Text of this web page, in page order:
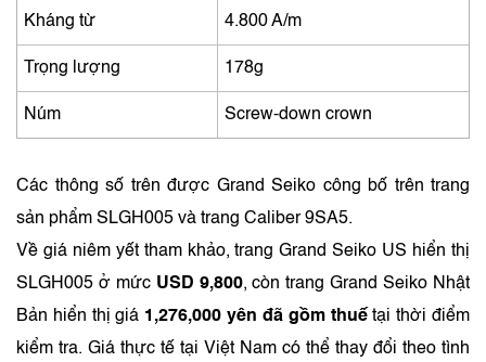
Kháng từ 4.800 A/m
Trọng lượng 178g
Núm Screw-down crown
Các thông số trên được Grand Seiko công bố trên trang
sản phẩm SLGH005 và trang Caliber 9SA5.
Về giá niêm yết tham khảo, trang Grand Seiko US hiển thị
SLGH005 ở mức USD 9,800, còn trang Grand Seiko Nhật
Bản hiển thị giá 1,276,000 yên đã gồm thuếtại thời điểm
kiểm tra. Giá thực tế tại Việt Nam có thể thay đổi theo tình